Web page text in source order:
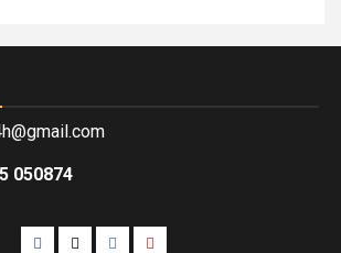
050874
Facebook
TwitterInstagramYoutube